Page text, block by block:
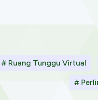
# Ruang Tunggu Virtual
#